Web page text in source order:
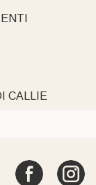
CALLIE